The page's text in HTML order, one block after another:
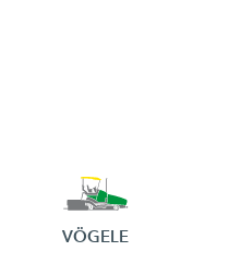
VÖGELE